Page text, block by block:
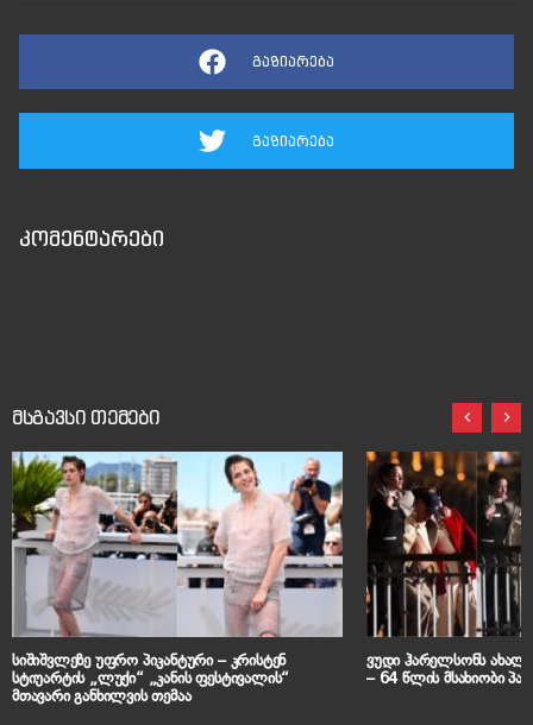
გაზიარება
გაზიარება
კომენტარები
მსგავსი თემები
სიშიშვლეზე უფრო პიკანტური – კრისტენ
სტიუარტის „ლუქი“ „კანის ფესტივალის“
მთავარი განხილვის თემაა
ვუდი ჰარელსონს ახალ
– 64 წლის მსახიობი